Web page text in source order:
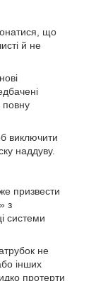
що
й не
повну
виключити
наддуву.
призвести
з
системи
не
інших
протерти